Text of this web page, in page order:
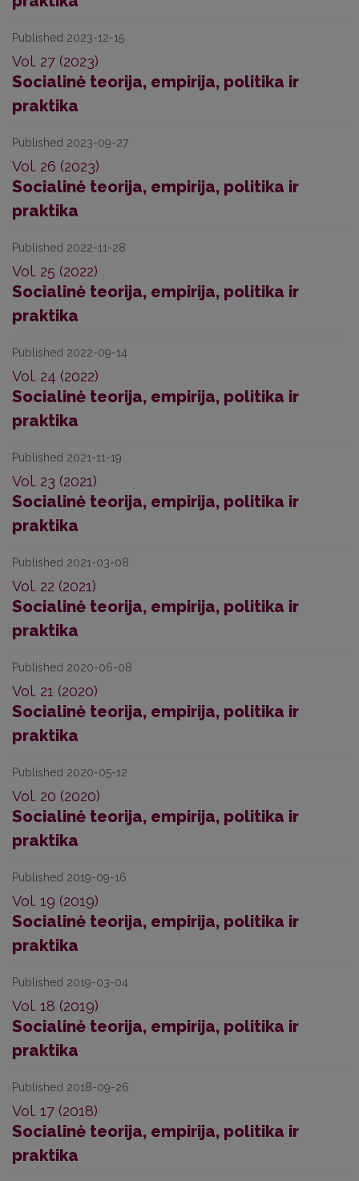
Published 2023-12-15
Vol. 27 (2023)
Socialinė teorija, empirija, politika ir
praktika
Published 2023-09-27
Vol. 26 (2023)
Socialinė teorija, empirija, politika ir
praktika
Published 2022-11-28
Vol. 25 (2022)
Socialinė teorija, empirija, politika ir
praktika
Published 2022-09-14
Vol. 24 (2022)
Socialinė teorija, empirija, politika ir
praktika
Published 2021-11-19
Vol. 23 (2021)
Socialinė teorija, empirija, politika ir
praktika
Published 2021-03-08
Vol. 22 (2021)
Socialinė teorija, empirija, politika ir
praktika
Published 2020-06-08
Vol. 21 (2020)
Socialinė teorija, empirija, politika ir
praktika
Published 2020-05-12
Vol. 20 (2020)
Socialinė teorija, empirija, politika ir
praktika
Published 2019-09-16
Vol. 19 (2019)
Socialinė teorija, empirija, politika ir
praktika
Published 2019-03-04
Vol. 18 (2019)
Socialinė teorija, empirija, politika ir
praktika
Published 2018-09-26
Vol. 17 (2018)
Socialinė teorija, empirija, politika ir
praktika